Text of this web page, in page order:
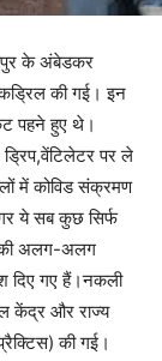
के अंबेडकर
की गई। इन
पहने हुए थे।
पर ले
में कोविड संक्रमण
ये सब कुछ सिर्फ
की अलग-अलग
दिए गए हैं।नकली
केंद्र और राज्य
की गई।